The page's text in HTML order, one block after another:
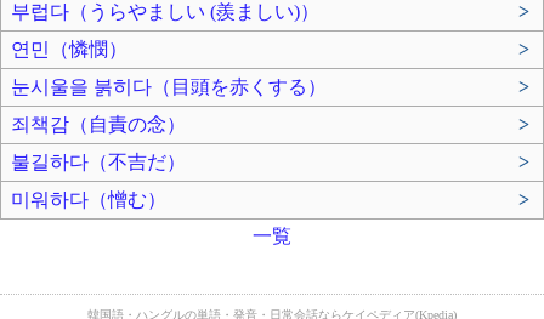
부럽다（うらやましい (羨ましい)）
>
연민（憐憫）
>
눈시울을 붉히다（目頭を赤くする）
>
죄책감（自責の念）
>
불길하다（不吉だ）
>
미워하다（憎む）
>
一覧
韓国語・ハングルの単語・発音・日常会話ならケイペディア(Kpedia)